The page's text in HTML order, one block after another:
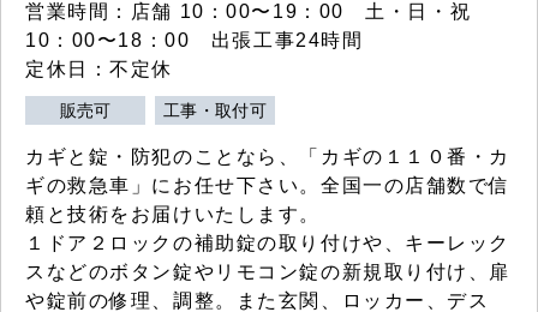
営業時間：店舗 10：00〜19：00 土・日・祝
10：00〜18：00 出張工事24時間
定休日：不定休
販売可 工事・取付可
カギと錠・防犯のことなら、「カギの１１０番・カ
ギの救急車」にお任せ下さい。全国一の店舗数で信
頼と技術をお届けいたします。
１ドア２ロックの補助錠の取り付けや、キーレック
スなどのボタン錠やリモコン錠の新規取り付け、扉
や錠前の修理、調整。また玄関、ロッカー、デス